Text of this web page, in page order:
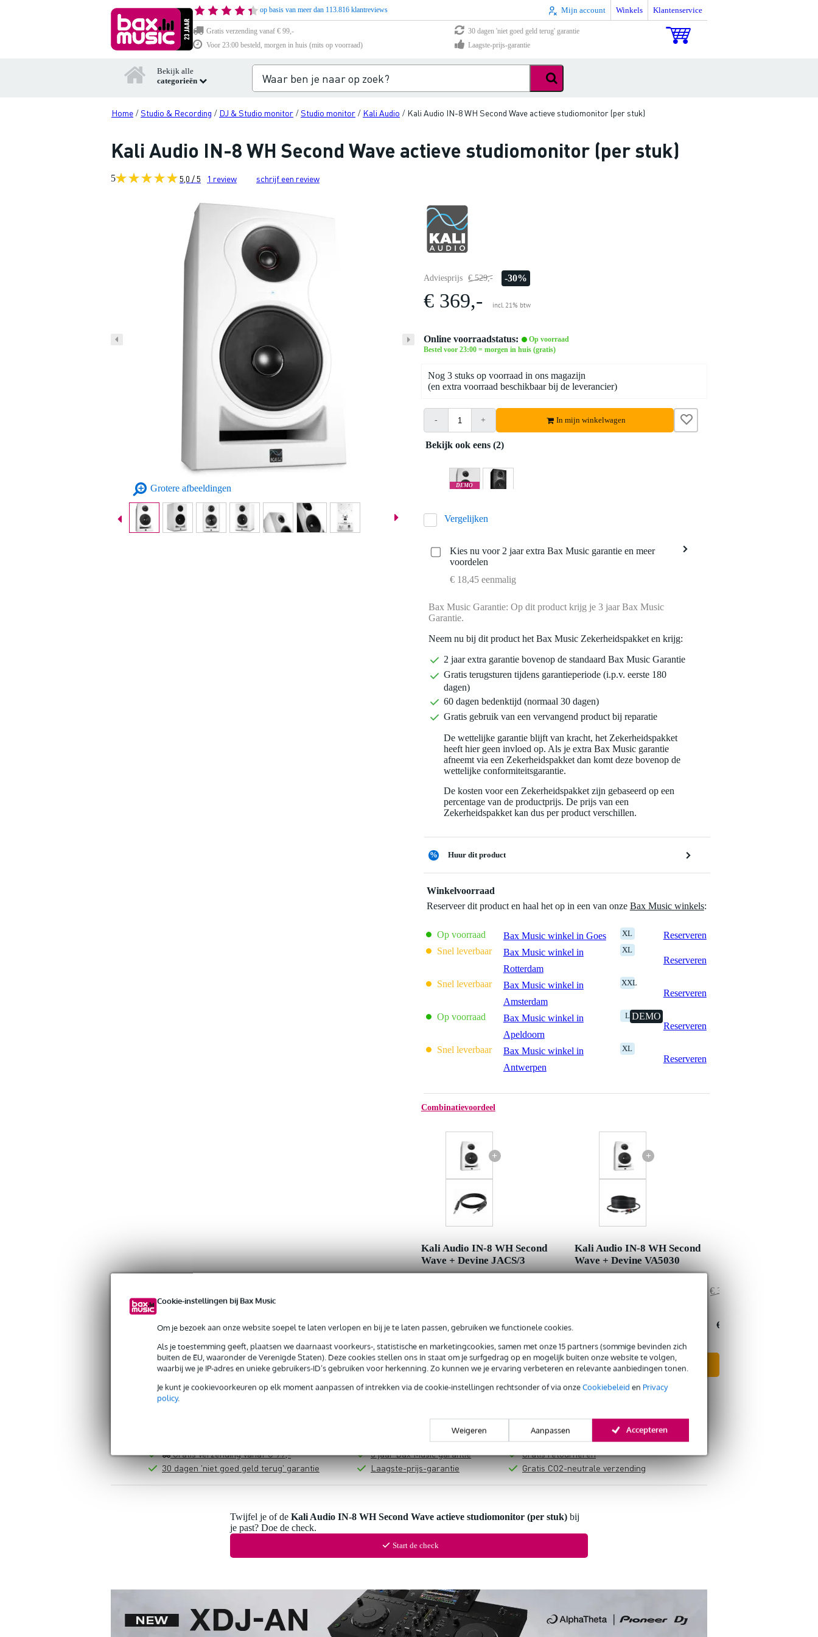
Cookie-instellingen bij Bax Music
Om je bezoek aan onze website soepel te laten verlopen en bij je te laten passen, gebruiken we functionele cookies.
Als je toestemming geeft, plaatsen we daarnaast voorkeurs-, statistische en marketingcookies, samen met onze 15 partners (sommige bevinden zich
buiten de EU, waaronder de Verenigde Staten). Deze cookies stellen ons in staat om je surfgedrag op en mogelijk buiten onze website te volgen,
waarbij we je IP-adres en unieke gebruikers-ID’s gebruiken voor herkenning. Zo kunnen we je ervaring verbeteren en relevante aanbiedingen tonen.
Je kunt je cookievoorkeuren op elk moment aanpassen of intrekken via de cookie-instellingen rechtsonder of via onzeCookiebeleid en Privacy
policy.
Weigeren Aanpassen Accepteren
op basis van meer dan 113.816 klantreviews Mijn account Winkels Klantenservice
Gratis verzending vanaf € 99,-
30 dagen 'niet goed geld terug' garantie
Voor 23:00 besteld, morgen in huis (mits op voorraad)
Laagste-prijs-garantie
Bekijk alle
categorieën
Home /Studio & Recording / DJ & Studio monitor /Studio monitor / Kali Audio / Kali Audio IN-8 WH Second Wave actieve studiomonitor (per stuk)
Kali Audio IN-8 WH Second Wave actieve studiomonitor (per stuk)
5 5,0 / 5 1 review schrijf een review
Grotere afbeeldingen
Adviesprijs € 529,- -30%
€ 369,- incl. 21% btw
Online voorraadstatus:
Op voorraad
Bestel voor 23:00 = morgen in huis (gratis)
Nog 3 stuks op voorraad in ons magazijn
(en extra voorraad beschikbaar bij de leverancier)
- + In mijn winkelwagen
Bekijk ook eens (2)
DEMO
Vergelijken
Kies nu voor 2 jaar extra Bax Music garantie en meer
voordelen
€ 18,45 eenmalig
Bax Music Garantie: Op dit product krijg je 3 jaar Bax Music
Garantie.
Neem nu bij dit product het Bax Music Zekerheidspakket en krijg:
2 jaar extra garantie bovenop de standaard Bax Music Garantie
Gratis terugsturen tijdens garantieperiode (i.p.v. eerste 180
dagen)
60 dagen bedenktijd (normaal 30 dagen)
Gratis gebruik van een vervangend product bij reparatie
De wettelijke garantie blijft van kracht, het Zekerheidspakket
heeft hier geen invloed op. Als je extra Bax Music garantie
afneemt via een Zekerheidspakket dan komt deze bovenop de
wettelijke conformiteitsgarantie.
De kosten voor een Zekerheidspakket zijn gebaseerd op een
percentage van de productprijs. De prijs van een
Zekerheidspakket kan dus per product verschillen.
% Huur dit product
Winkelvoorraad
Reserveer dit product en haal het op in een van onze Bax Music winkels:
Op voorraad Bax Music winkel in Goes XL
Reserveren
Snel leverbaar
Bax Music winkel in
Rotterdam
XL
Reserveren
Snel leverbaar
Bax Music winkel in
Amsterdam
XXL
Reserveren
Op voorraad
Bax Music winkel in
Apeldoorn
L DEMO
Reserveren
Snel leverbaar
Bax Music winkel in
Antwerpen
XL
Reserveren
Combinatievoordeel
+
Kali Audio IN-8 WH Second
Wave + Devine JACS/3
Nu als combinatie voor
€ 372,-
In mijn winkelwagen
+
Kali Audio IN-8 WH Second
Wave + Devine VA5030
€ 373,50
€ 373,-
In mijn winkelwagen
Gratis verzending vanaf € 99,-
30 dagen 'niet goed geld terug' garantie
3 jaar Bax Music garantie
Laagste-prijs-garantie
Gratis retourneren
Gratis CO2-neutrale verzending
Twijfel je of de Kali Audio IN-8 WH Second Wave actieve studiomonitor (per stuk) bij
je past? Doe de check.
Start de check